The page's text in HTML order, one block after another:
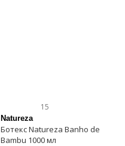
15
Natureza
Ботекс Natureza Banho de
Bambu 1000 мл